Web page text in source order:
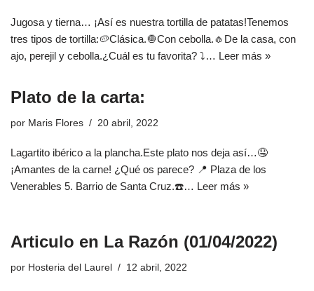
Jugosa y tierna… ¡Así es nuestra tortilla de patatas!Tenemos
tres tipos de tortilla:🥔Clásica.🧅Con cebolla.🧄De la casa, con
ajo, perejil y cebolla.¿Cuál es tu favorita? ⤵️… Leer más »
Plato de la carta:
por Maris Flores 20 abril, 2022
Lagartito ibérico a la plancha.Este plato nos deja así…🤤
¡Amantes de la carne! ¿Qué os parece? 📍 Plaza de los
Venerables 5. Barrio de Santa Cruz.☎️… Leer más »
Articulo en La Razón (01/04/2022)
por Hosteria del Laurel 12 abril, 2022